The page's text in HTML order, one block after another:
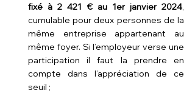
fixé à 2 421 € au 1er janvier 2024,
cumulable pour deux personnes de la
même entreprise appartenant au
même foyer. Si l’employeur verse une
participation il faut la prendre en
compte dans l’appréciation de ce
seuil ;